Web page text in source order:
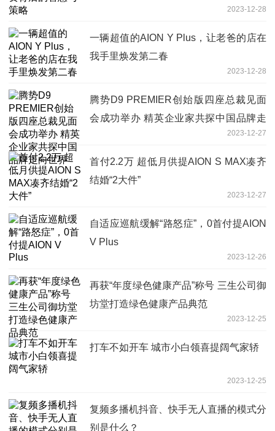
2023-12-28
一辆超值的AION Y Plus，让老爸的店在
我手里焕发第二春
2023-12-28
腾势D9 PREMIER创始版四座总裁见面
会成功举办 精英企业家共探中国品牌走
2023-12-27
首付2.2万 超低月供提AION S MAX凑齐
结婚“2大件”
2023-12-27
自适应巡航缓解“路怒症”，0首付提AION
V Plus
2023-12-26
再获“年度绿色健康产品”称号 三生公司御
坊堂打造绿色健康产品典范
2023-12-25
打车不如开车 城市小白领喜提阔气家轿
2023-12-25
复频多播机抖音、快手无人直播的模式分
别是什么？